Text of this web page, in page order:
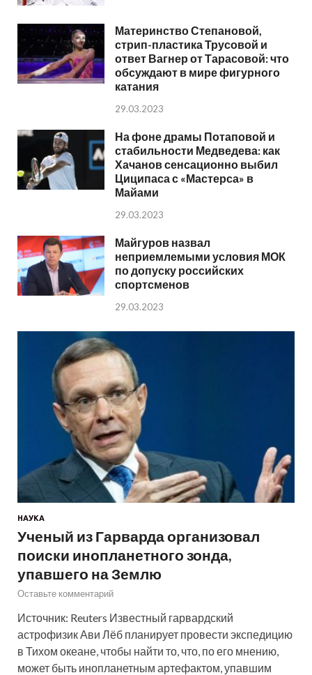
Материнство Степановой,
стрип-пластика Трусовой и
ответ Вагнер от Тарасовой: что
обсуждают в мире фигурного
катания
29.03.2023
На фоне драмы Потаповой и
стабильности Медведева: как
Хачанов сенсационно выбил
Циципаса с «Мастерса» в
Майами
29.03.2023
Майгуров назвал
неприемлемыми условия МОК
по допуску российских
спортсменов
29.03.2023
НАУКА
Ученый из Гарварда организовал
поиски инопланетного зонда,
упавшего на Землю
Оставьте комментарий
Источник: Reuters Известный гарвардский
астрофизик Ави Лёб планирует провести экспедицию
в Тихом океане, чтобы найти то, что, по его мнению,
может быть инопланетным артефактом, упавшим